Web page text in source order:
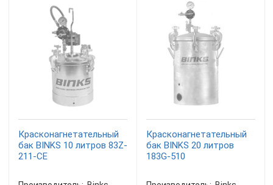
Красконагнетательный
бак BINKS 10 литров 83Z-
211-CE
Красконагнетательный
бак BINKS 20 литров
183G-510